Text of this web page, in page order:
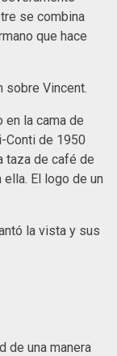
se combina
que hace
sobre Vincent.
en la cama de
Conti de 1950
taza de café de
El logo de un
la vista y sus
de una manera